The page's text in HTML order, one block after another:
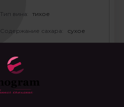
Тип вина: тихое
Содержание сахара: сухое
закуски